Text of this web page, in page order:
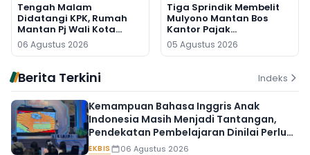
Tengah Malam
Didatangi KPK, Rumah
Mantan Pj Wali Kota
Digeledah, Empat Koper
Dibawa
06 Agustus 2026
Tiga Sprindik Membelit
Mulyono Mantan Bos
Kantor Pajak
Banjarmasin
05 Agustus 2026
Berita Terkini Indeks
Kemampuan Bahasa Inggris Anak
Indonesia Masih Menjadi Tantangan,
Pendekatan Pembelajaran Dinilai Perlu
Berubah
EKBIS 06 Agustus 2026